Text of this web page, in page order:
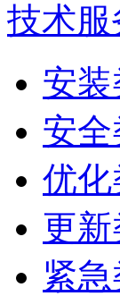
技术服
安
安
优化
更
紧